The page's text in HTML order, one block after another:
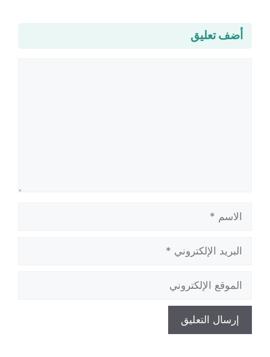
أضف تعليق
الاسم
البريد
الإلكتروني
الموقع
الإلكتروني